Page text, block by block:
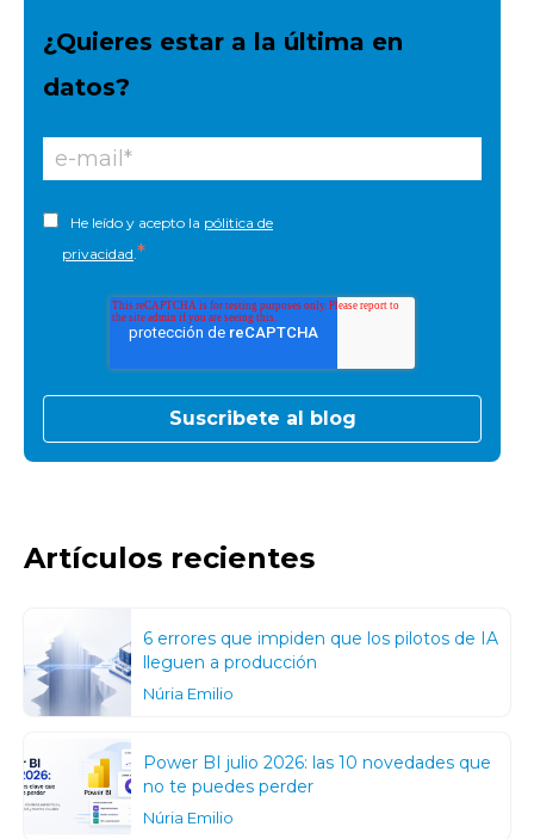
¿Quieres estar a la última en
datos?
He leído y acepto la pólitica de
privacidad *
Artículos recientes
6 errores que impiden que los pilotos de IA
lleguen a producción
Núria Emilio
Power BI julio 2026: las 10 novedades que
no te puedes perder
Núria Emilio